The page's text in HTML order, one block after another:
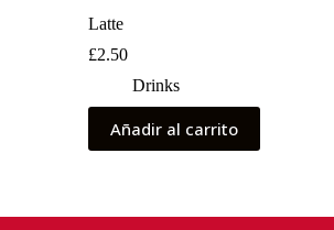
Latte
£2.50
Drinks
Añadir al carrito